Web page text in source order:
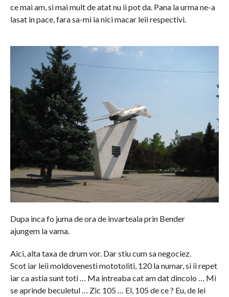
ce mai am, si mai mult de atat nu ii pot da. Pana la urma ne-a
lasat in pace, fara sa-mi ia nici macar leii respectivi.
Dupa inca fo juma de ora de invarteala prin Bender
ajungem la vama.
Aici, alta taxa de drum vor. Dar stiu cum sa negociez.
Scot iar leii moldovenesti mototoliti, 120 la numar, si ii repet
iar ca astia sunt toti … Ma intreaba cat am dat dincolo … Mi
se aprinde beculetul … Zic 105 … El, 105 de ce ? Eu, de lei